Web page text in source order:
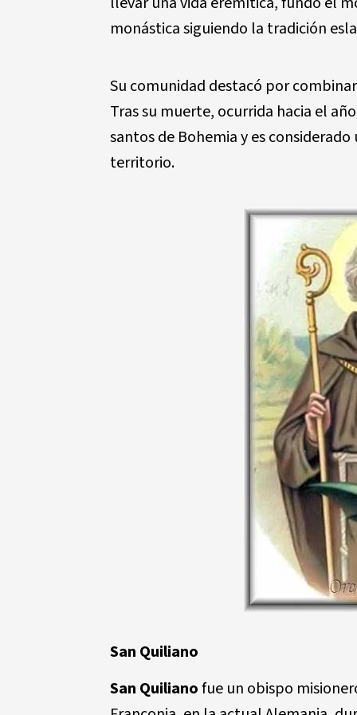
monástica siguiendo la tradición
Su comunidad destacó por
Tras su muerte, ocurrida hacia el
santos de Bohemia y es
territorio.
San Quiliano
San Quilianofue un obispo